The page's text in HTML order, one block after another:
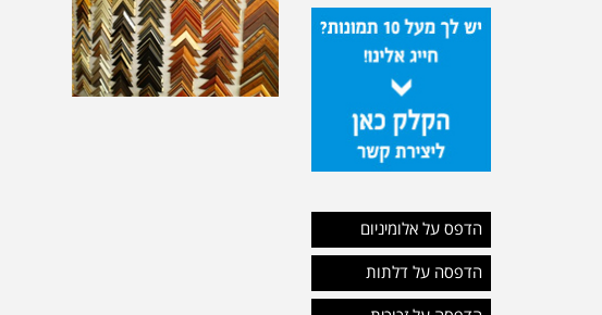
הדפס על אלומיניום
הדפסה על דלתות